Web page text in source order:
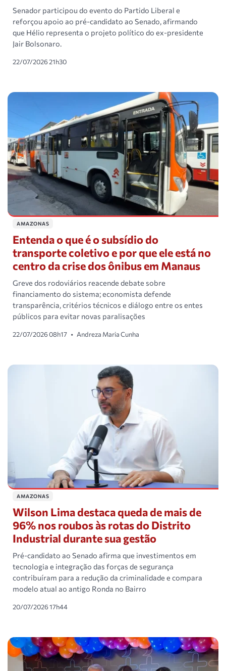
Senador participou do evento do Partido Liberal e
reforçou apoio ao pré-candidato ao Senado, afirmando
que Hélio representa o projeto político do ex-presidente
Jair Bolsonaro.
22/07/2026 21h30
AMAZONAS
Entenda o que é o subsídio do
transporte coletivo e por que ele está no
centro da crise dos ônibus em Manaus
Greve dos rodoviários reacende debate sobre
financiamento do sistema; economista defende
transparência, critérios técnicos e diálogo entre os entes
públicos para evitar novas paralisações
22/07/2026 08h17 • Andreza Maria Cunha
AMAZONAS
Wilson Lima destaca queda de mais de
96% nos roubos às rotas do Distrito
Industrial durante sua gestão
Pré-candidato ao Senado afirma que investimentos em
tecnologia e integração das forças de segurança
contribuíram para a redução da criminalidade e compara
modelo atual ao antigo Ronda no Bairro
20/07/2026 17h44